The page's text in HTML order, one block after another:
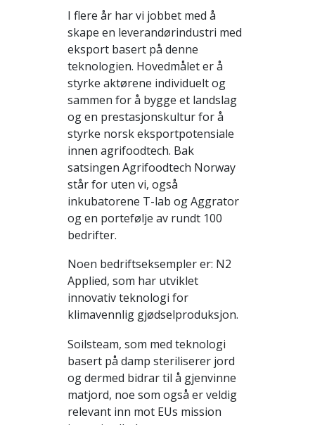
I flere år har vi jobbet med å
skape en leverandørindustri med
eksport basert på denne
teknologien. Hovedmålet er å
styrke aktørene individuelt og
sammen for å bygge et landslag
og en prestasjonskultur for å
styrke norsk eksportpotensiale
innen agrifoodtech. Bak
satsingen Agrifoodtech Norway
står for uten vi, også
inkubatorene T-lab og Aggrator
og en portefølje av rundt 100
bedrifter.
Noen bedriftseksempler er: N2
Applied, som har utviklet
innovativ teknologi for
klimavennlig gjødselproduksjon.
Soilsteam, som med teknologi
basert på damp steriliserer jord
og dermed bidrar til å gjenvinne
matjord, noe som også er veldig
relevant inn mot EUs mission